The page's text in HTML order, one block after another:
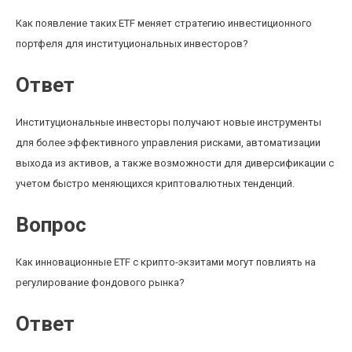
Как появление таких ETF меняет стратегию инвестиционного
портфеля для институциональных инвесторов?
Ответ
Институциональные инвесторы получают новые инструменты
для более эффективного управления рисками, автоматизации
выхода из активов, а также возможности для диверсификации с
учетом быстро меняющихся криптовалютных тенденций.
Вопрос
Как инновационные ETF с крипто-экзитами могут повлиять на
регулирование фондового рынка?
Ответ